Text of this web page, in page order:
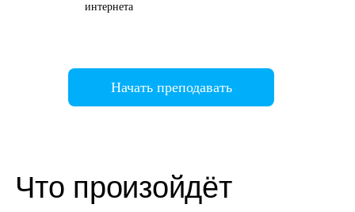
Начать преподавать
интернета